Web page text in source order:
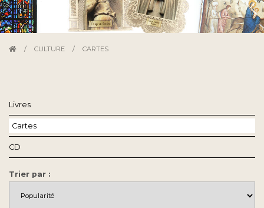
/ CULTURE / CARTES
Livres
Cartes
CD
Trier par :